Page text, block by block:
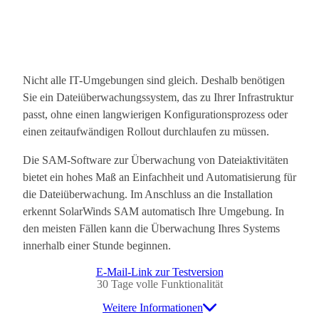
Nicht alle IT-Umgebungen sind gleich. Deshalb benötigen
Sie ein Dateiüberwachungssystem, das zu Ihrer Infrastruktur
passt, ohne einen langwierigen Konfigurationsprozess oder
einen zeitaufwändigen Rollout durchlaufen zu müssen.
Die SAM-Software zur Überwachung von Dateiaktivitäten
bietet ein hohes Maß an Einfachheit und Automatisierung für
die Dateiüberwachung. Im Anschluss an die Installation
erkennt SolarWinds SAM automatisch Ihre Umgebung. In
den meisten Fällen kann die Überwachung Ihres Systems
innerhalb einer Stunde beginnen.
E-Mail-Link zur Testversion
30 Tage volle Funktionalität
Weitere Informationen